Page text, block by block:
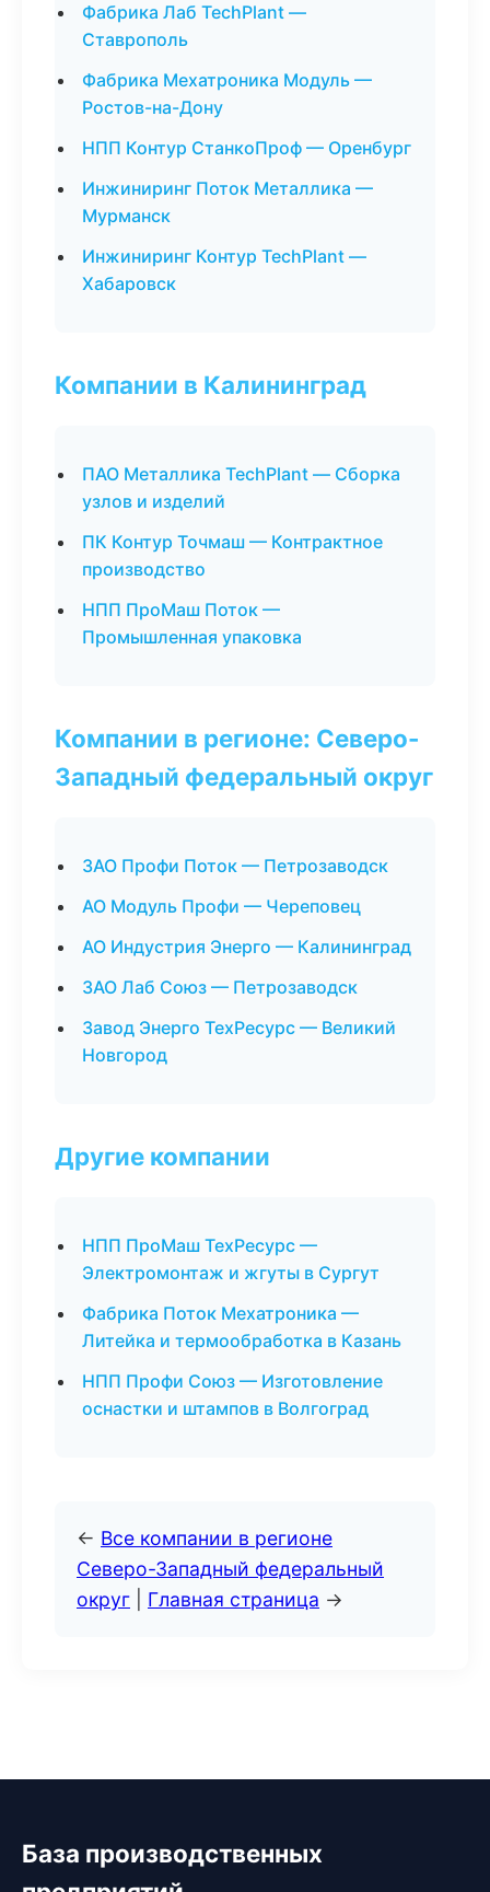
Фабрика Лаб TechPlant —
Ставрополь
Фабрика Мехатроника Модуль —
Ростов-на-Дону
НПП Контур СтанкоПроф — Оренбург
Инжиниринг Поток Металлика —
Мурманск
Инжиниринг Контур TechPlant —
Хабаровск
Компании в Калининград
ПАО Металлика TechPlant — Сборка
узлов и изделий
ПК Контур Точмаш — Контрактное
производство
НПП ПроМаш Поток —
Промышленная упаковка
Компании в регионе: Северо-
Западный федеральный округ
ЗАО Профи Поток — Петрозаводск
АО Модуль Профи — Череповец
АО Индустрия Энерго — Калининград
ЗАО Лаб Союз — Петрозаводск
Завод Энерго ТехРесурс — Великий
Новгород
Другие компании
НПП ПроМаш ТехРесурс —
Электромонтаж и жгуты в Сургут
Фабрика Поток Мехатроника —
Литейка и термообработка в Казань
НПП Профи Союз — Изготовление
оснастки и штампов в Волгоград
← Все компании в регионе
Северо-Западный федеральный
округ
Главная страница →
База производственных